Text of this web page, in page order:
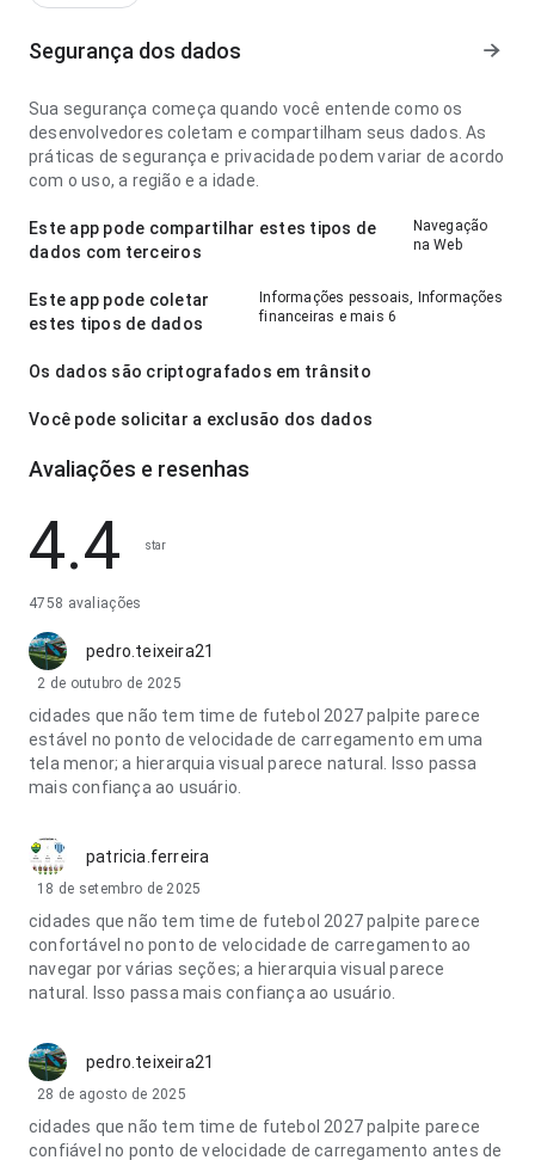
Segurança dos dados
Sua segurança começa quando você entende como os
desenvolvedores coletam e compartilham seus dados. As
práticas de segurança e privacidade podem variar de acordo
com o uso, a região e a idade.
Este app pode compartilhar estes tipos de
dados com terceiros
Navegação
na Web
Este app pode coletar
estes tipos de dados
Informações pessoais, Informações
financeiras e mais 6
Os dados são criptografados em trânsito
Você pode solicitar a exclusão dos dados
Avaliações e resenhas
4.4 star
4758 avaliações
pedro.teixeira21
2 de outubro de 2025
cidades que não tem time de futebol 2027 palpite parece
estável no ponto de velocidade de carregamento em uma
tela menor; a hierarquia visual parece natural. Isso passa
mais confiança ao usuário.
patricia.ferreira
18 de setembro de 2025
cidades que não tem time de futebol 2027 palpite parece
confortável no ponto de velocidade de carregamento ao
navegar por várias seções; a hierarquia visual parece
natural. Isso passa mais confiança ao usuário.
pedro.teixeira21
28 de agosto de 2025
cidades que não tem time de futebol 2027 palpite parece
confiável no ponto de velocidade de carregamento antes de